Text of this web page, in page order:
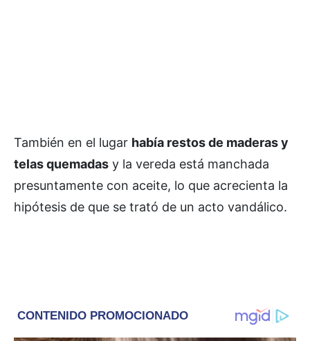
También en el lugar había restos de maderas y
telas quemadas y la vereda está manchada
presuntamente con aceite, lo que acrecienta la
hipótesis de que se trató de un acto vandálico.